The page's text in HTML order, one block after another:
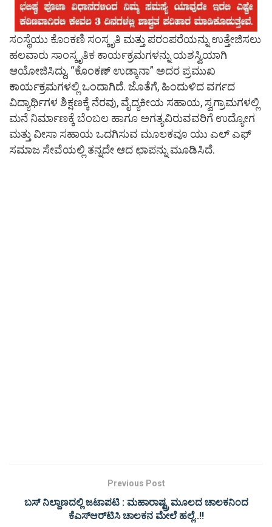
ಸಂಸ್ಥೆಯು ಕೊಂಕಣಿ ಸಂಸ್ಕೃತಿ ಮತ್ತು ಪರಂಪರೆಯನ್ನು ಉತ್ತೇಜಿಸಲು
ಹಲವಾರು ಸಾಂಸ್ಕೃತಿಕ ಕಾರ್ಯಕ್ರಮಗಳನ್ನು ಯಶಸ್ವಿಯಾಗಿ
ಆಯೋಜಿಸಿದ್ದು, “ಕೊಂಕಣ್ ಉಡ್ಕಾನಾ” ಅದರ ಪ್ರಮುಖ
ಕಾರ್ಯಕ್ರಮಗಳಲ್ಲಿ ಒಂದಾಗಿದೆ. ಜೊತೆಗೆ, ಹಿಂದುಳಿದ ವರ್ಗದ
ವಿದ್ಯಾರ್ಥಿಗಳ ಶಿಕ್ಷಣಕ್ಕೆ ನೆರವು, ವೈದ್ಯಕೀಯ ಸಹಾಯ, ಸ್ವಗ್ರಾಮಗಳಲ್ಲಿ
ಮನೆ ನಿರ್ಮಾಣಕ್ಕೆ ಬೆಂಬಲ ಹಾಗೂ ಅಗತ್ಯವಿರುವವರಿಗೆ ಉದ್ಯೋಗ
ಮತ್ತು ವೀಸಾ ಸಹಾಯ ಒದಗಿಸುವ ಮೂಲಕವೂ ಯು ಎಲ್ ಎಫ್
ಸಮಾಜ ಸೇವೆಯಲ್ಲಿ ತನ್ನದೇ ಆದ ಛಾಪನ್ನು ಮೂಡಿಸಿದೆ.
Previous Post
ಬಸ್ ನಿಲ್ದಾಣದಲ್ಲಿ ಜಟಾಪಟಿ : ಮಹಾರಾಷ್ಟ್ರ ಮೂಲದ ಚಾಲಕನಿಂದ
ಕೆಎಸ್‌ಆರ್‌ಟಿಸಿ ಚಾಲಕನ ಮೇಲೆ ಹಲ್ಲೆ..!!